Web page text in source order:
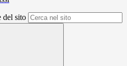
del sito